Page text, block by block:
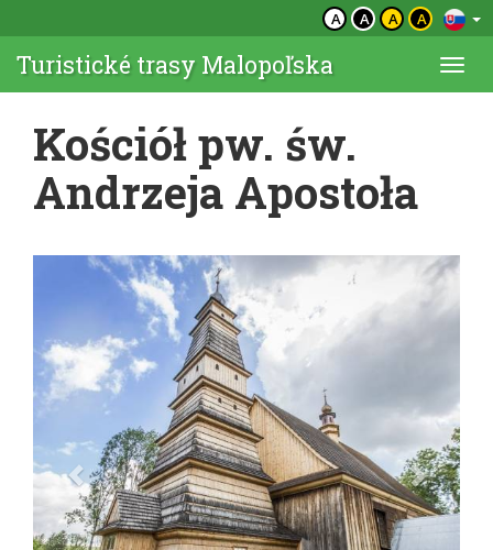
A A A A
Turistické trasy Malopoľska
Kościół pw. św.
Andrzeja Apostoła